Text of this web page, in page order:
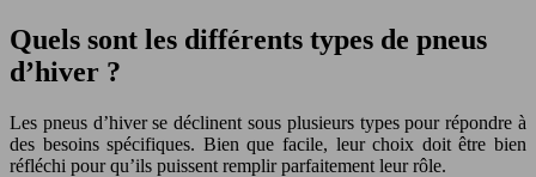
Quels sont les différents types de pneus
d’hiver ?
Les pneus d’hiver se déclinent sous plusieurs types pour répondre à
des besoins spécifiques. Bien que facile, leur choix doit être bien
réfléchi pour qu’ils puissent remplir parfaitement leur rôle.